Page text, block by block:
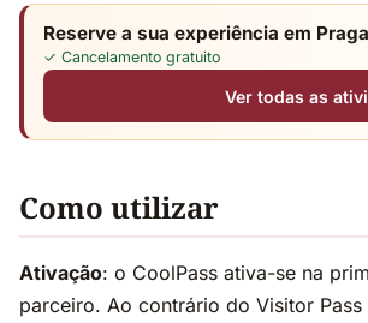
Reserve a sua experiência em Praga
✓ Cancelamento gratuito
Ver todas as
Como utilizar
Ativação: o CoolPass ativa-se na
parceiro. Ao contrário do Visitor